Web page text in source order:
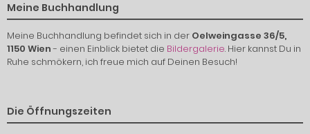
Meine Buchhandlung
Meine Buchhandlung befindet sich in der Oelweingasse 36/5,
1150 Wien- einen Einblick bietet die Bildergalerie. Hier kannst Du in
Ruhe schmökern, ich freue mich auf Deinen Besuch!
Die Öffnungszeiten